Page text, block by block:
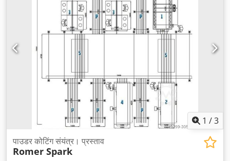
1 /3
पाउडर कोटिंग संयंत्र। प्रस्ताव
Romer Spark